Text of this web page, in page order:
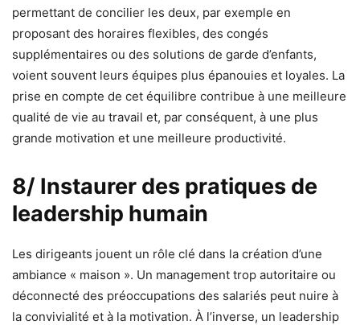
permettant de concilier les deux, par exemple en
proposant des horaires flexibles, des congés
supplémentaires ou des solutions de garde d’enfants,
voient souvent leurs équipes plus épanouies et loyales. La
prise en compte de cet équilibre contribue à une meilleure
qualité de vie au travail et, par conséquent, à une plus
grande motivation et une meilleure productivité.
8/ Instaurer des pratiques de
leadership humain
Les dirigeants jouent un rôle clé dans la création d’une
ambiance « maison ». Un management trop autoritaire ou
déconnecté des préoccupations des salariés peut nuire à
la convivialité et à la motivation. À l’inverse, un leadership